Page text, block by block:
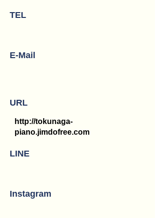
TEL
E-Mail
URL
http://tokunaga-
piano.jimdofree.com
LINE
Instagram